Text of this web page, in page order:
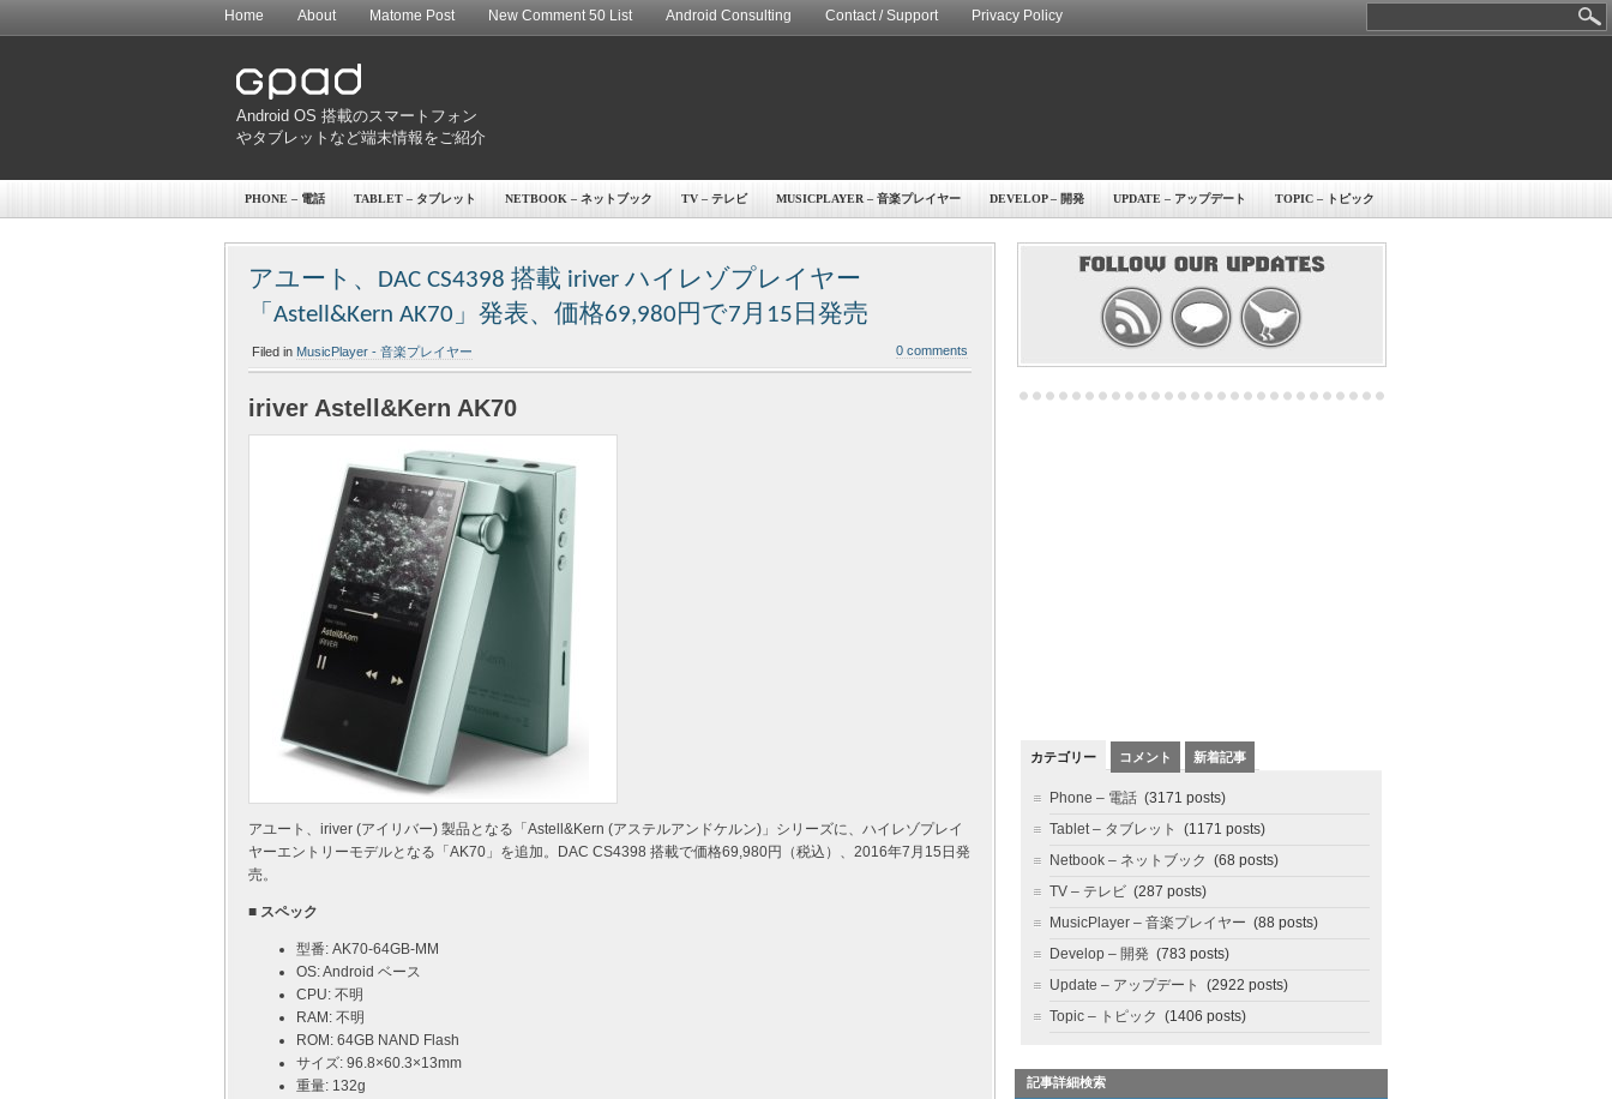
Home About Matome Post New Comment 50 List Android Consulting Contact / Support Privacy Policy
Android OS 搭載のスマートフォン
やタブレットなど端末情報をご紹介
PHONE – 電話 TABLET – タブレット NETBOOK – ネットブック TV – テレビ MUSICPLAYER – 音楽プレイヤー DEVELOP – 開発 UPDATE – アップデート TOPIC – トピック
アユート、DAC CS4398 搭載 iriver ハイレゾプレイヤー
「Astell&Kern AK70」発表、価格69,980円で7月15日発売
Filed in MusicPlayer - 音楽プレイヤー 0 comments
iriver Astell&Kern AK70
アユート、iriver (アイリバー) 製品となる「Astell&Kern (アステルアンドケルン)」シリーズに、ハイレゾプレイ
ヤーエントリーモデルとなる「AK70」を追加。DAC CS4398 搭載で価格69,980円（税込）、2016年7月15日発
売。
■ スペック
型番: AK70-64GB-MM
OS: Android ベース
CPU: 不明
RAM: 不明
ROM: 64GB NAND Flash
サイズ: 96.8×60.3×13mm
重量: 132g
カテゴリー コメント 新着記事
Phone – 電話 (3171 posts)
Tablet – タブレット
(1171 posts)
Netbook – ネットブック (68 posts)
TV – テレビ (287 posts)
MusicPlayer – 音楽プレイヤー (88 posts)
Develop – 開発 (783 posts)
Update – アップデート
(2922 posts)
Topic – トピック (1406 posts)
記事詳細検索